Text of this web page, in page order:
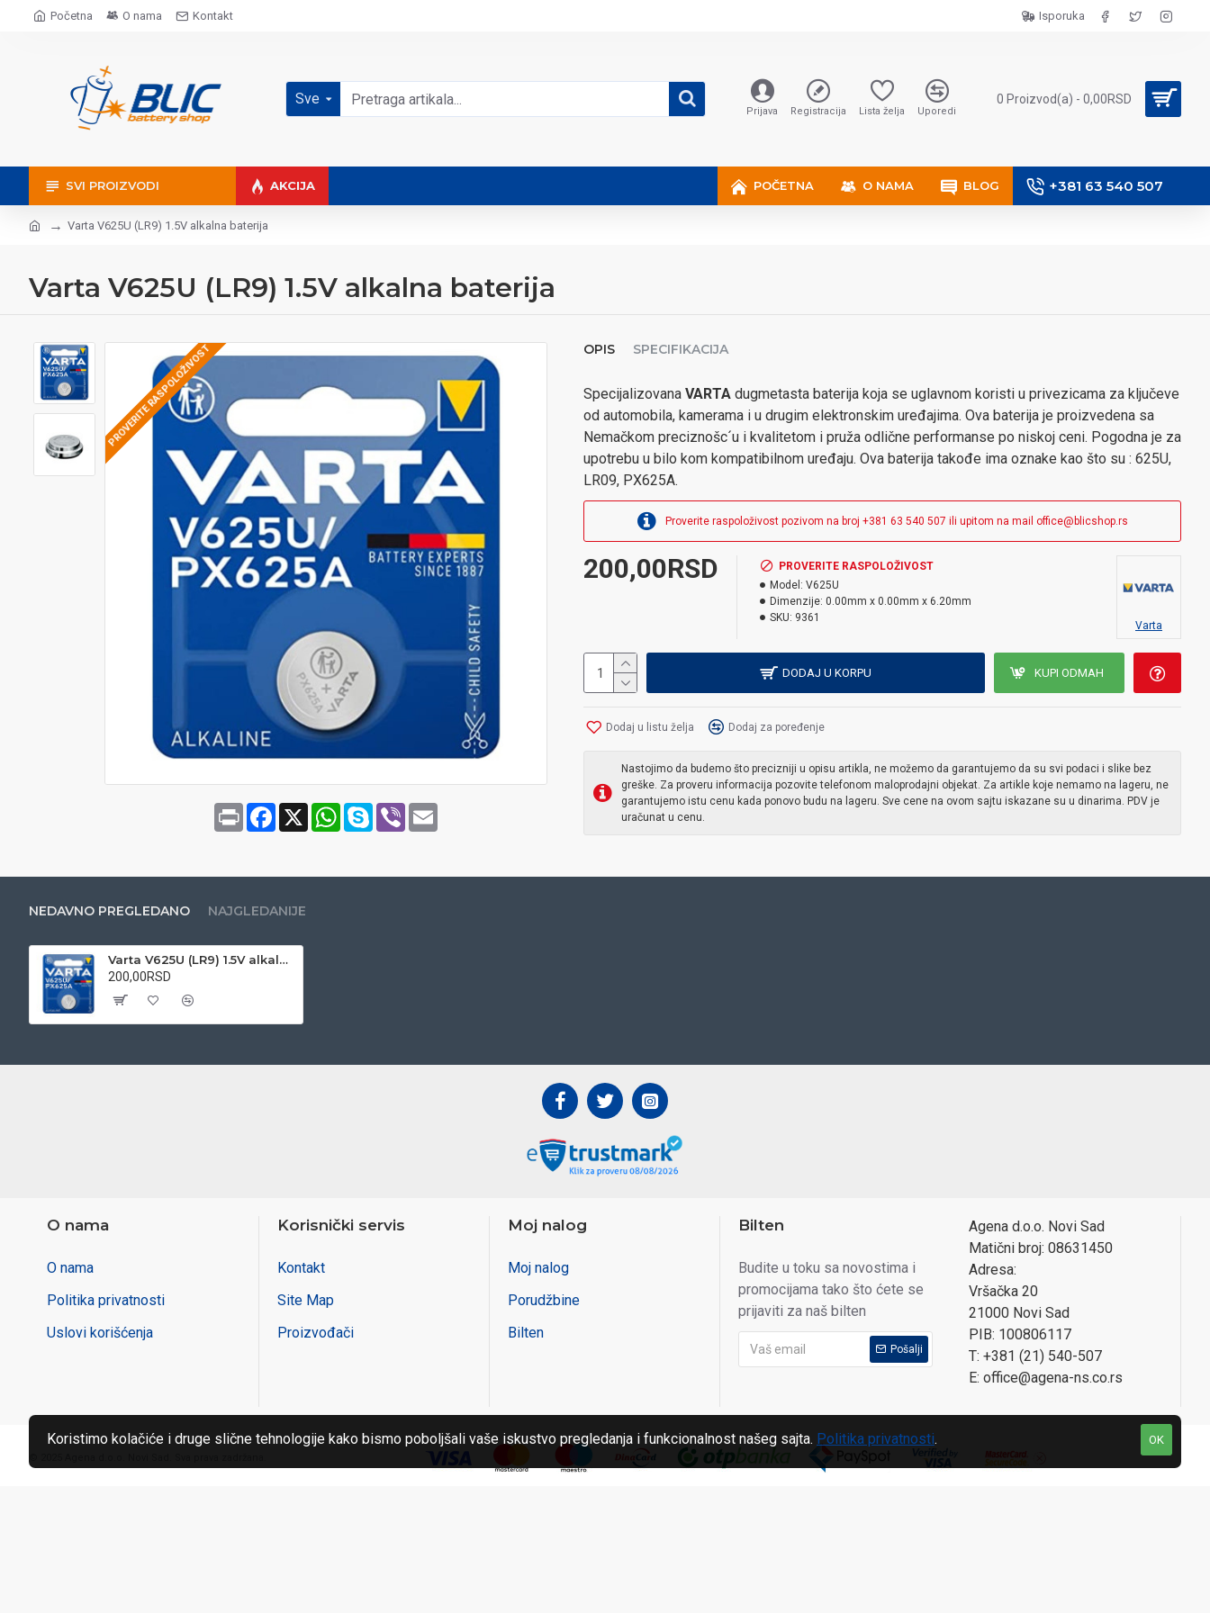
Početna O nama Kontakt Isporuka
Sve
Prijava Registracija Lista želja Uporedi
0 Proizvod(a) - 0,00RSD
SVI PROIZVODI AKCIJA POČETNA O NAMA BLOG +381 63 540 507
Varta V625U (LR9) 1.5V alkalna baterija
Varta V625U (LR9) 1.5V alkalna baterija
PROVERITE RASPOLOŽIVOST
Print Facebook
X WhatsApp
SkypeViber
Proverite raspoloživost pozivom na broj +381 63 540 507 ili upitom na mail office@blicshop.rs
OPIS SPECIFIKACIJA
Specijalizovana VARTA dugmetasta baterija koja se uglavnom koristi u privezicama za ključeve
od automobila, kamerama i u drugim elektronskim uređajima. Ova baterija je proizvedena sa
Nemačkom preciznošc´u i kvalitetom i pruža odlične performanse po niskoj ceni. Pogodna je za
upotrebu u bilo kom kompatibilnom uređaju. Ova baterija takođe ima oznake kao što su : 625U,
LR09, PX625A.
200,00RSD
PROVERITE RASPOLOŽIVOST
Model: V625U
Dimenzije: 0.00mm x 0.00mm x 6.20mm
SKU: 9361
Varta
DODAJ U KORPU KUPI ODMAH
Dodaj u listu želja Dodaj za poređenje
Nastojimo da budemo što precizniji u opisu artikla, ne možemo da garantujemo da su svi podaci i slike bez
greške. Za proveru informacija pozovite telefonom maloprodajni objekat. Za artikle koje nemamo na lageru, ne
garantujemo istu cenu kada ponovo budu na lageru. Sve cene na ovom sajtu iskazane su u dinarima. PDV je
uračunat u cenu.
NEDAVNO PREGLEDANO NAJGLEDANIJE
Varta V625U (LR9) 1.5V alkalna baterija
200,00RSD
O nama
O nama
Politika privatnosti
Uslovi korišćenja
Korisnički servis
Kontakt
Site Map
Proizvođači
Moj nalog
Moj nalog
Porudžbine
Bilten
Bilten
Budite u toku sa novostima i
promocijama tako što ćete se
prijaviti za naš bilten
Pošalji
Agena d.o.o. Novi Sad
Matični broj: 08631450
Adresa:
Vršačka 20
21000 Novi Sad
PIB: 100806117
T: +381 (21) 540-507
E: office@agena-ns.co.rs
OK
Koristimo kolačiće i druge slične tehnologije kako bismo poboljšali vaše iskustvo pregledanja i funkcionalnost našeg sajta. Politika privatnosti.